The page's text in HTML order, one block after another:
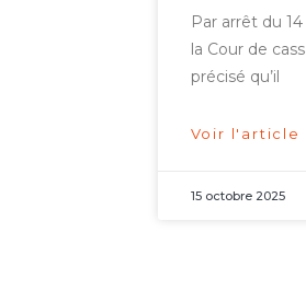
Par arrêt du
la Cour de
précisé qu’il
Voir l'article
15 octobre 2025